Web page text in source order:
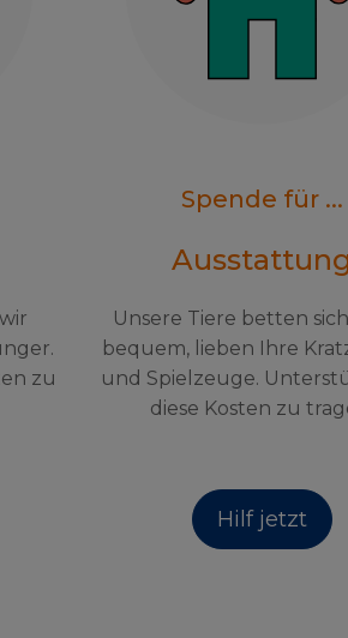
zu
Spende für ...
Unsere Tiere betten
bequem, lieben Ihre
und Spielzeuge.
diese Kosten zu
Hilf jetzt